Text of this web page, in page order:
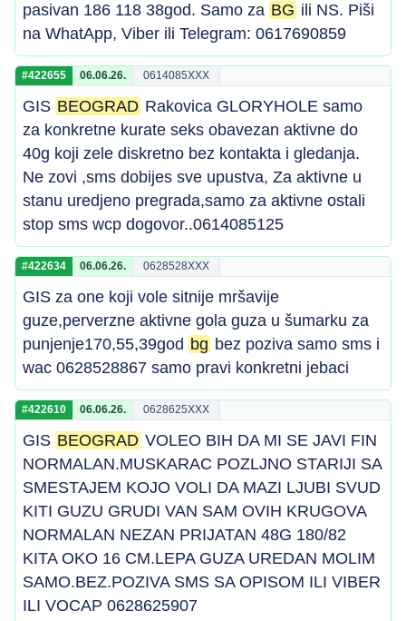
pasivan 186 118 38god. Samo za BG ili NS. Piši
na WhatApp, Viber ili Telegram: 0617690859
#422655 06.06.26. 0614085XXX
GIS BEOGRAD Rakovica GLORYHOLE samo
za konkretne kurate seks obavezan aktivne do
40g koji zele diskretno bez kontakta i gledanja.
Ne zovi ,sms dobijes sve upustva, Za aktivne u
stanu uredjeno pregrada,samo za aktivne ostali
stop sms wcp dogovor..0614085125
#422634 06.06.26. 0628528XXX
GIS za one koji vole sitnije mršavije
guze,perverzne aktivne gola guza u šumarku za
punjenje170,55,39god bg bez poziva samo sms i
wac 0628528867 samo pravi konkretni jebaci
#422610 06.06.26. 0628625XXX
GIS BEOGRAD VOLEO BIH DA MI SE JAVI FIN
NORMALAN.MUSKARAC POZLJNO STARIJI SA
SMESTAJEM KOJO VOLI DA MAZI LJUBI SVUD
KITI GUZU GRUDI VAN SAM OVIH KRUGOVA
NORMALAN NEZAN PRIJATAN 48G 180/82
KITA OKO 16 CM.LEPA GUZA UREDAN MOLIM
SAMO.BEZ.POZIVA SMS SA OPISOM ILI VIBER
ILI VOCAP 0628625907